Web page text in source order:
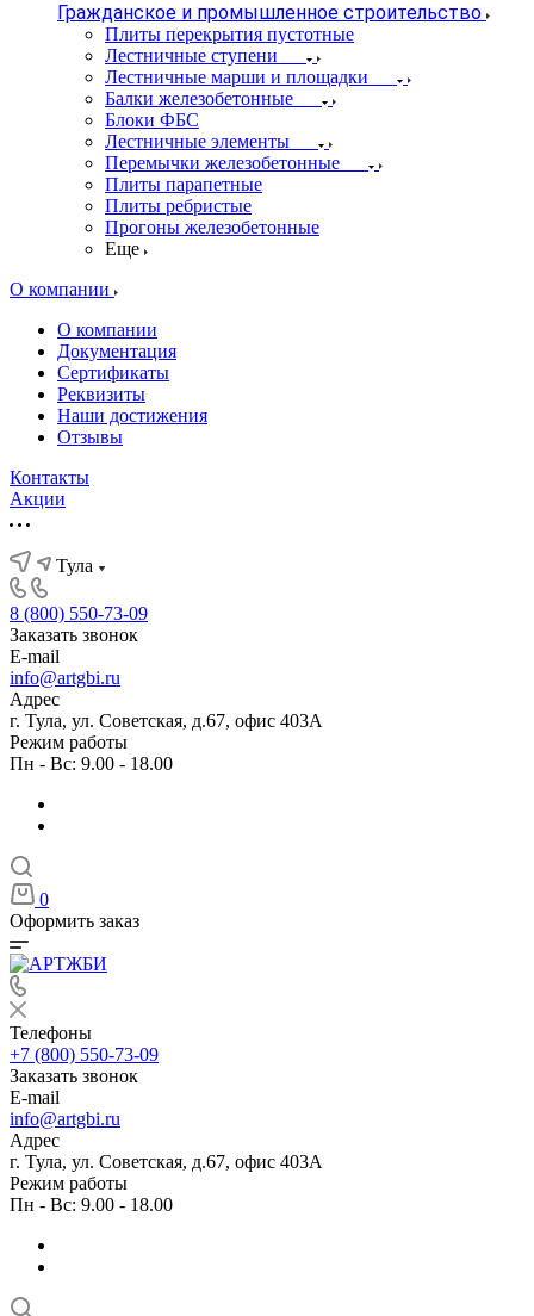
Гражданское и промышленное строительство
Плиты перекрытия пустотные
Лестничные ступени
Лестничные марши и площадки
Балки железобетонные
Блоки ФБС
Лестничные элементы
Перемычки железобетонные
Плиты парапетные
Плиты ребристые
Прогоны железобетонные
Еще
О компании
О компании
Документация
Сертификаты
Реквизиты
Наши достижения
Отзывы
Контакты
Акции
Тула
8 (800) 550-73-09
Заказать звонок
E-mail
info@artgbi.ru
Адрес
г. Тула, ул. Советская, д.67, офис 403А
Режим работы
Пн - Вс: 9.00 - 18.00
0
Оформить заказ
Телефоны
+7 (800) 550-73-09
Заказать звонок
E-mail
info@artgbi.ru
Адрес
г. Тула, ул. Советская, д.67, офис 403А
Режим работы
Пн - Вс: 9.00 - 18.00